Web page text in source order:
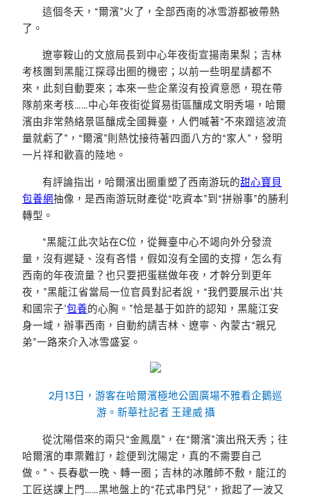
這個冬天，“爾濱”火了，全部西南的冰雪游都被帶熱
了。
遼寧鞍山的文旅局長到中心年夜街宣揚南果梨；吉林
考核團到黑龍江探尋出圈的機密；以前一些明星請都不
來，此刻自動要來；本來一些企業沒有投資意愿，現在帶
隊前來考核……中心年夜街從貿易街區釀成文明秀場，哈爾
濱由非常熱絡景區釀成全國舞臺，人們喊著“不來蹭這波流
量就虧了”，“爾濱”則熱忱接待著四面八方的“家人”，發明
一片祥和歡喜的陸地。
有評論指出，哈爾濱出圈重塑了西南游玩的甜心寶貝
包養網抽像，是西南游玩財產從“吃資本”到“拼辦事”的勝利
轉型。
“黑龍江此次站在C位，從舞臺中心不竭向外分發流
量，沒有遲疑、沒有吝惜，假如沒有全國的支撐，怎么有
西南的年夜流量？也只要把蛋糕做年夜，才幹分到更年
夜，”黑龍江省當局一位官員對記者說，“我們要展示出‘共
和國宗子’包養的心胸。”恰是基于如許的認知，黑龍江安
身一域，辦事西南，自動約請吉林、遼寧、內蒙古“親兄
弟”一路來介入冰雪盛宴。
2月13日，游客在哈爾濱極地公園廣場不雅看企鵝巡
游。新華社記者 王建威 攝
從沈陽借來的兩只“金鳳凰”，在“爾濱”演出飛天秀；往
哈爾濱的車票難訂，趁便到沈陽定，真的不需要自己
做。”、長春歇一晚、轉一圈；吉林的冰雕師不敷，龍江的
工匠送課上門……黑地盤上的“花式串門兒”，掀起了一波又